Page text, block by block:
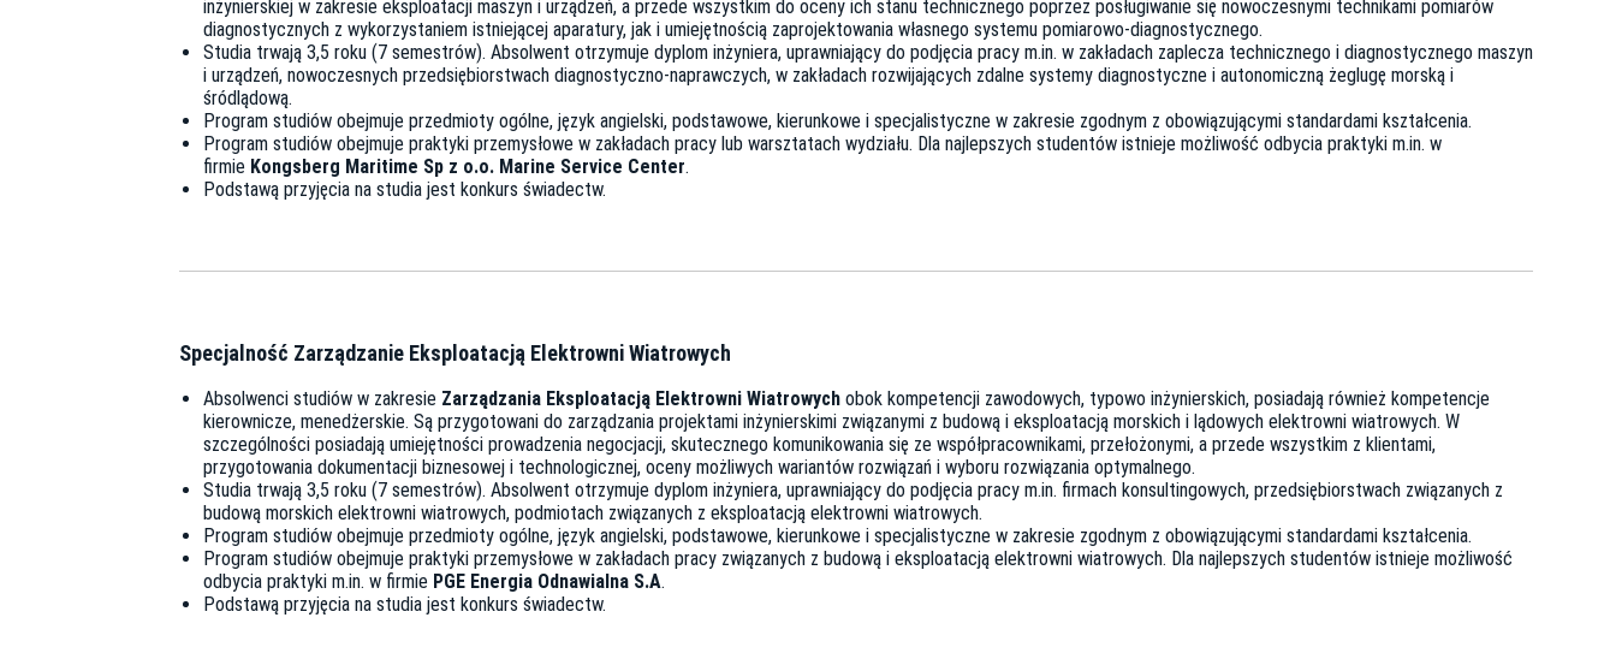
inżynierskiej w zakresie eksploatacji maszyn i urządzeń, a przede wszystkim do oceny ich stanu technicznego poprzez posługiwanie się nowoczesnymi technikami pomiarów
diagnostycznych z wykorzystaniem istniejącej aparatury, jak i umiejętnością zaprojektowania własnego systemu pomiarowo-diagnostycznego.
Studia trwają 3,5 roku (7 semestrów). Absolwent otrzymuje dyplom inżyniera, uprawniający do podjęcia pracy m.in. w zakładach zaplecza technicznego i diagnostycznego maszyn
i urządzeń, nowoczesnych przedsiębiorstwach diagnostyczno-naprawczych, w zakładach rozwijających zdalne systemy diagnostyczne i autonomiczną żeglugę morską i
śródlądową.
Program studiów obejmuje przedmioty ogólne, język angielski, podstawowe, kierunkowe i specjalistyczne w zakresie zgodnym z obowiązującymi standardami kształcenia.
Program studiów obejmuje praktyki przemysłowe w zakładach pracy lub warsztatach wydziału. Dla najlepszych studentów istnieje możliwość odbycia praktyki m.in. w
firmie Kongsberg Maritime Sp z o.o. Marine Service Center.
Podstawą przyjęcia na studia jest konkurs świadectw.
Specjalność Zarządzanie Eksploatacją Elektrowni Wiatrowych
Absolwenci studiów w zakresie Zarządzania Eksploatacją Elektrowni Wiatrowych obok kompetencji zawodowych, typowo inżynierskich, posiadają również kompetencje
kierownicze, menedżerskie. Są przygotowani do zarządzania projektami inżynierskimi związanymi z budową i eksploatacją morskich i lądowych elektrowni wiatrowych. W
szczególności posiadają umiejętności prowadzenia negocjacji, skutecznego komunikowania się ze współpracownikami, przełożonymi, a przede wszystkim z klientami,
przygotowania dokumentacji biznesowej i technologicznej, oceny możliwych wariantów rozwiązań i wyboru rozwiązania optymalnego.
Studia trwają 3,5 roku (7 semestrów). Absolwent otrzymuje dyplom inżyniera, uprawniający do podjęcia pracy m.in. firmach konsultingowych, przedsiębiorstwach związanych z
budową morskich elektrowni wiatrowych, podmiotach związanych z eksploatacją elektrowni wiatrowych.
Program studiów obejmuje przedmioty ogólne, język angielski, podstawowe, kierunkowe i specjalistyczne w zakresie zgodnym z obowiązującymi standardami kształcenia.
Program studiów obejmuje praktyki przemysłowe w zakładach pracy związanych z budową i eksploatacją elektrowni wiatrowych. Dla najlepszych studentów istnieje możliwość
odbycia praktyki m.in. w firmie PGE Energia Odnawialna S.A.
Podstawą przyjęcia na studia jest konkurs świadectw.